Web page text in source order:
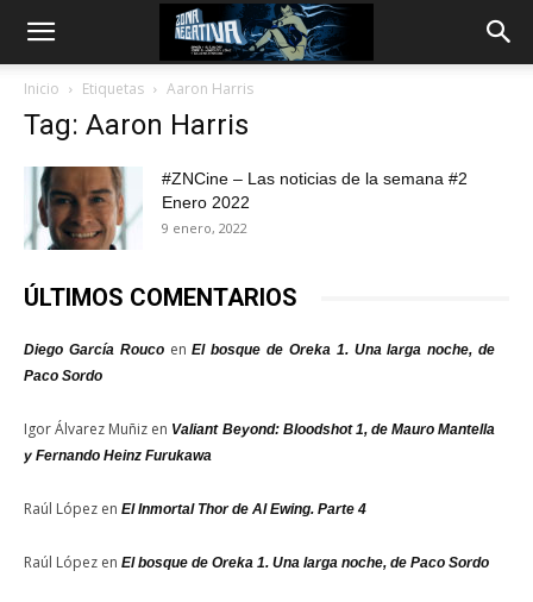
Inicio Etiquetas Aaron Harris
Tag: Aaron Harris
#ZNCine – Las noticias de la semana #2
Enero 2022
9 enero, 2022
ÚLTIMOS COMENTARIOS
Diego García RoucoenEl bosque de Oreka 1. Una larga noche, de
Paco Sordo
Igor Álvarez Muñiz en Valiant Beyond: Bloodshot 1, de Mauro Mantella
y Fernando Heinz Furukawa
Raúl López en El Inmortal Thor de Al Ewing. Parte 4
Raúl López en El bosque de Oreka 1. Una larga noche, de Paco Sordo